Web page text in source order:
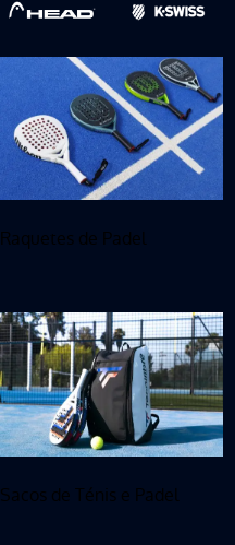
Raquetes de Padel
Sacos de Ténis e Padel